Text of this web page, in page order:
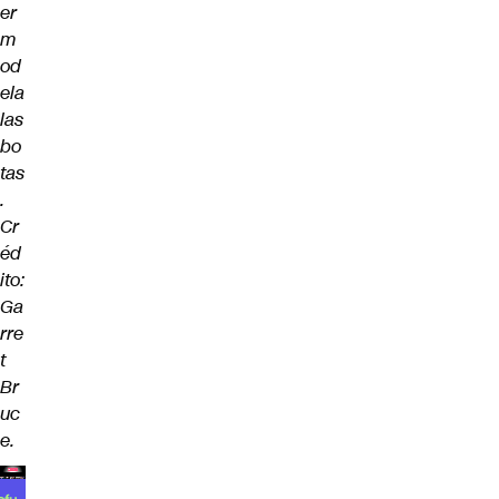
er
m
od
ela
las
bo
tas
.
Cr
éd
ito:
Ga
rre
t
Br
uc
e.